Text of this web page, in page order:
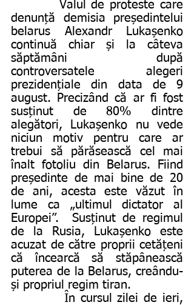
denunță demisia președintelui
belarus Alexandr Lukașenko
continuă chiar și la câteva
săptămâni după
controversatele alegeri
prezidențiale din data de 9
august. Precizând că ar fi fost
susținut de 80% dintre
alegători, Lukașenko nu vede
niciun motiv pentru care ar
trebui să părăsească cel mai
înalt fotoliu din Belarus. Fiind
președinte de mai bine de 20
de ani, acesta este văzut în
lume ca „ultimul dictator al
Europei”.  Susținut de regimul
de la Rusia, Lukașenko este
acuzat de către proprii cetățeni
că încearcă să stăpânească
puterea de la Belarus, creându-
și propriul regim tiran.